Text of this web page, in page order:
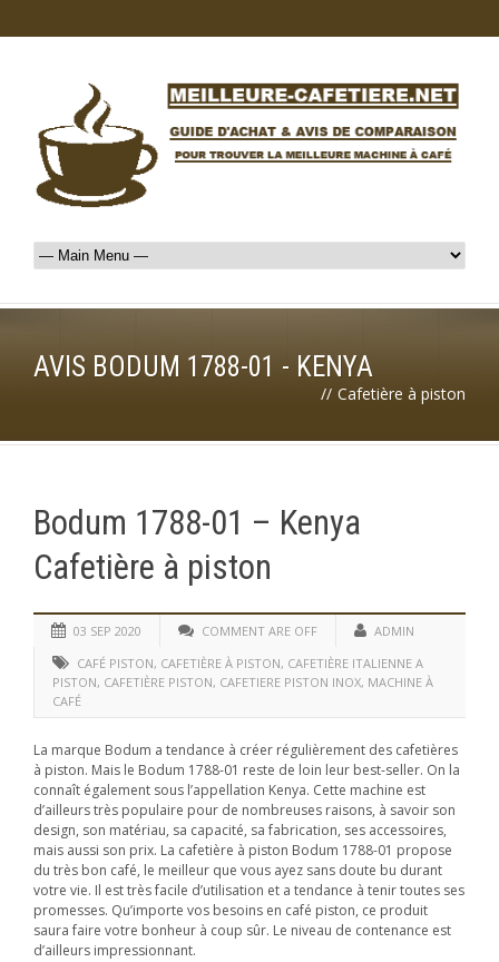
AVIS BODUM 1788-01 - KENYA
// Cafetière à piston
Bodum 1788-01 – Kenya
Cafetière à piston
03 SEP 2020 COMMENT ARE OFF
ADMIN
CAFÉ PISTON, CAFETIÈRE À PISTON, CAFETIÈRE ITALIENNE A
PISTON, CAFETIÈRE PISTON, CAFETIERE PISTON INOX, MACHINE À
CAFÉ
La marque Bodum a tendance à créer régulièrement des cafetières
à piston. Mais le Bodum 1788-01 reste de loin leur best-seller. On la
connaît également sous l’appellation Kenya. Cette machine est
d’ailleurs très populaire pour de nombreuses raisons, à savoir son
design, son matériau, sa capacité, sa fabrication, ses accessoires,
mais aussi son prix. La cafetière à piston Bodum 1788-01 propose
du très bon café, le meilleur que vous ayez sans doute bu durant
votre vie. Il est très facile d’utilisation et a tendance à tenir toutes ses
promesses. Qu’importe vos besoins en café piston, ce produit
saura faire votre bonheur à coup sûr. Le niveau de contenance est
d’ailleurs impressionnant.